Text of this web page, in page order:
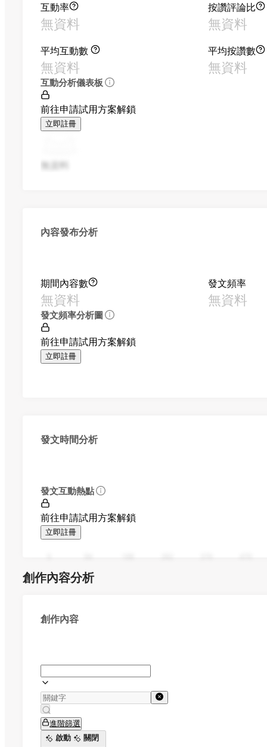
互動率
無資料
按讚評論比
無資料
平均互動數
無資料
平均按讚數
無資料
互動分析儀表板
前往申請試用方案解鎖
立即註冊
無資料
內容發布分析
期間內容數
無資料
發文頻率
無資料
發文頻率分析圖
前往申請試用方案解鎖
立即註冊
發文時間分析
發文互動熱點
前往申請試用方案解鎖
立即註冊
創作內容分析
創作內容
進階篩選
啟動
關閉